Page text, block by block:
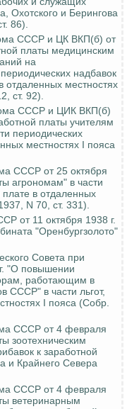
Охотского и Берингова
86).
СССР и ЦК ВКП(б) от
платы медицинским
на
надбавок
отдаленных местностях
ст. 92).
СССР и ЦИК ВКП(б)
платы учителям
периодических
местностях I пояса
СССР от 25 октября
агрономам" в части
плате в отдаленных
N 70, ст. 331).
от 11 октября 1938 г.
"Оренбургзолото"
Совета при
"О повышении
, работающим в
СССР" в части льгот,
I пояса (Собр.
СССР от 4 февраля
зоотехническим
к заработной
и Крайнего Севера
СССР от 4 февраля
ветеринарным